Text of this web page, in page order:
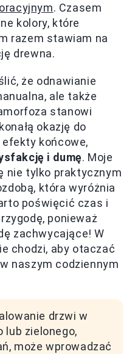
. Czasem
kolory, które
razem stawiam na
drewna.
że odnawianie
ale także
stanowi
okazję do
końcowe,
i dumę. Moje
nie tylko praktycznym
która wyróżnia
poświęcić czas i
ponieważ
zachwycające! W
chodzi, aby otaczać
naszym codziennym
drzwi w
lub zielonego,
może wprowadzać